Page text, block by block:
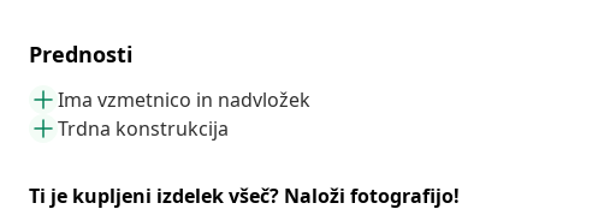
Prednosti
Ima vzmetnico in nadvložek
Trdna konstrukcija
Ti je kupljeni izdelek všeč? Naloži fotografijo!